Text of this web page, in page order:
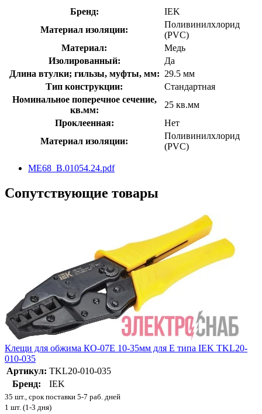
Бренд:
IEK
Материал изоляции:
Поливинилхлорид
(PVC)
Материал:
Медь
Изолированный:
Да
Длина втулки; гильзы, муфты, мм: 29.5 мм
Тип конструкции:
Стандартная
Номинальное поперечное сечение,
кв.мм:
25 кв.мм
Проклеенная:
Нет
Материал изоляции:
Поливинилхлорид
(PVC)
ME68_B.01054.24.pdf
Сопутствующие товары
Клещи для обжима КО-07Е 10-35мм для Е типа IEK TKL20-
010-035
Артикул: TKL20-010-035
Бренд:
IEK
35 шт., срок поставки 5-7 раб. дней
1 шт. (1-3 дня)